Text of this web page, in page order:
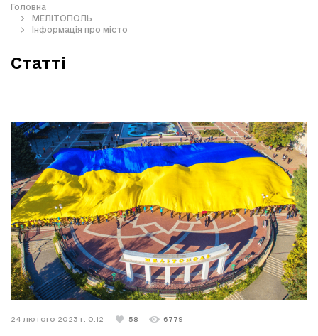
Головна
МЕЛІТОПОЛЬ
Інформація про місто
Статті
24 лютого 2023 г. 0:12 58 6779